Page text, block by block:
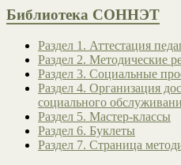
Библиотека СОННЭТ
Раздел 1. Аттестация
Раздел 2. Методические
Раздел 3. Социальные
Раздел 4. Организация
социального
Раздел 5. Мастер-классы
Раздел 6. Буклеты
Раздел 7. Страница